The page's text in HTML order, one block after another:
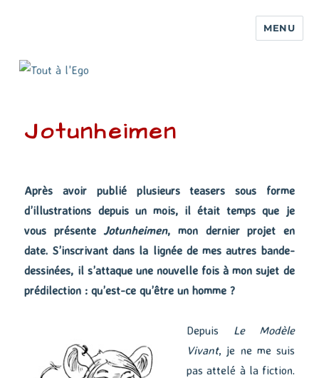
MENU
Jotunheimen
Après avoir publié plusieurs teasers sous forme
d’illustrations depuis un mois, il était temps que je
vous présenteJotunheimen, mon dernier projet en
date. S’inscrivant dans la lignée de mes autres bande-
dessinées, il s’attaque une nouvelle fois à mon sujet de
prédilection : qu’est-ce qu’être un homme ?
Depuis Le Modèle
Vivant, je ne me suis
pas attelé à la fiction.